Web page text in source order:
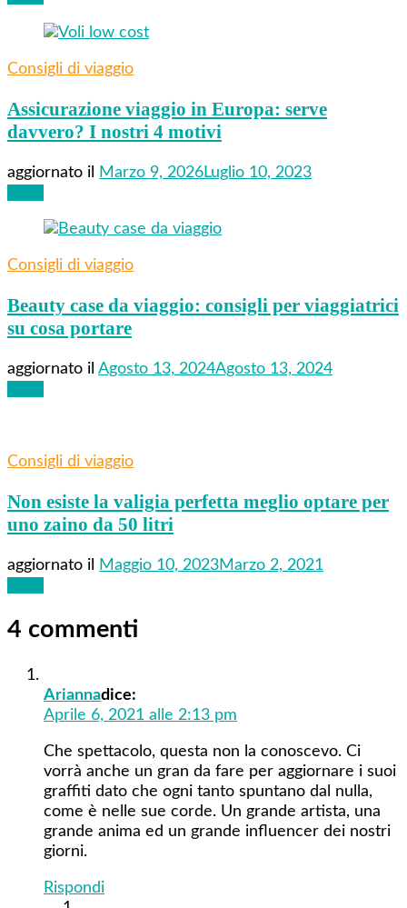
Consigli di viaggio
Assicurazione viaggio in Europa: serve
davvero? I nostri 4 motivi
aggiornato il Marzo 9, 2026Luglio 10, 2023
Consigli di viaggio
Beauty case da viaggio: consigli per viaggiatrici
su cosa portare
aggiornato il Agosto 13, 2024Agosto 13, 2024
Consigli di viaggio
Non esiste la valigia perfetta meglio optare per
uno zaino da 50 litri
aggiornato il Maggio 10, 2023Marzo 2, 2021
4 commenti
Ariannadice:
Aprile 6, 2021 alle 2:13 pm
Che spettacolo, questa non la conoscevo. Ci
vorrà anche un gran da fare per aggiornare i suoi
graffiti dato che ogni tanto spuntano dal nulla,
come è nelle sue corde. Un grande artista, una
grande anima ed un grande influencer dei nostri
giorni.
Rispondi